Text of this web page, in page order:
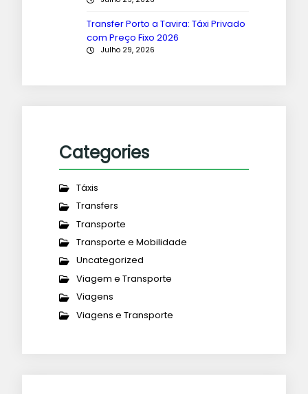
Transfer Porto a Tavira: Táxi Privado
com Preço Fixo 2026
Julho 29, 2026
Categories
Táxis
Transfers
Transporte
Transporte e Mobilidade
Uncategorized
Viagem e Transporte
Viagens
Viagens e Transporte